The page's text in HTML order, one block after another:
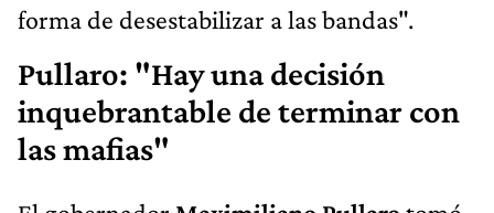
forma de desestabilizar a las bandas".
Pullaro: "Hay una decisión
inquebrantable de terminar con
las mafias"